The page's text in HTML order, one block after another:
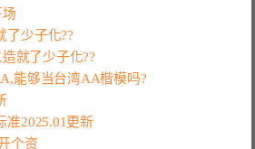
了少子化??
就了少子化??
能够当台湾AA楷模吗?
准2025.01更新
个资